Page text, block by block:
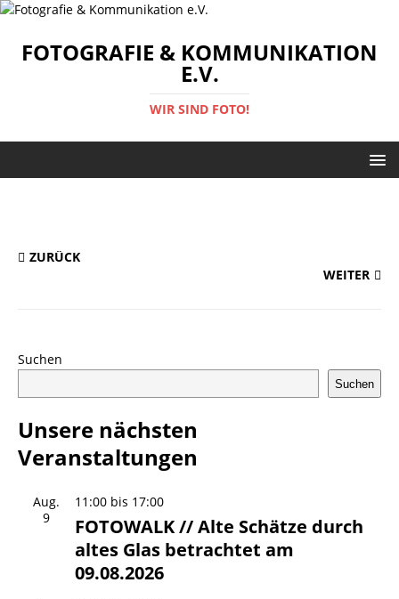
FOTOGRAFIE & KOMMUNIKATION
E.V.
WIR SIND FOTO!
ZURÜCK
WEITER
Suchen
Suchen
Unsere nächsten
Veranstaltungen
Aug.
9
11:00 bis 17:00
FOTOWALK // Alte Schätze durch
altes Glas betrachtet am
09.08.2026